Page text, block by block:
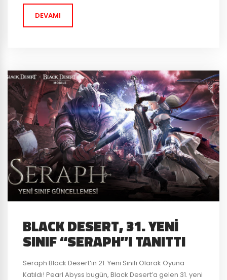
yerelleştirilmiş bir yaklaşımla konumlanıyor. Oyun ve
Eğlence Ekonomisinde Genişleyen Alan...
DEVAMI
BLACK DESERT, 31. YENI
SINIF “SERAPH”I TANITTI
Seraph Black Desert‘ın 21. Yeni Sınıfı Olarak Oyuna
Katıldı! Pearl Abyss bugün, Black Desert’a gelen 31. yeni